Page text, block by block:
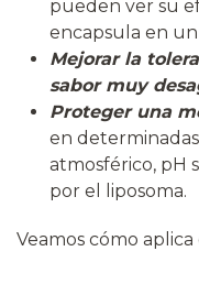
pueden ver su
encapsula en un
Mejorar la
sabor muy
Proteger una
en
atmosférico, pH
por el liposoma.
Veamos cómo aplica